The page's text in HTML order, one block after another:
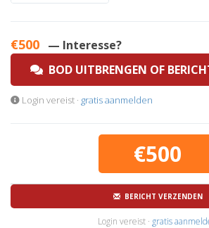
€500 — Interesse?
BOD UITBRENGEN OF
Login vereist · gratis aanmelden
€500
BERICHT VERZENDEN
Login vereist · gratis